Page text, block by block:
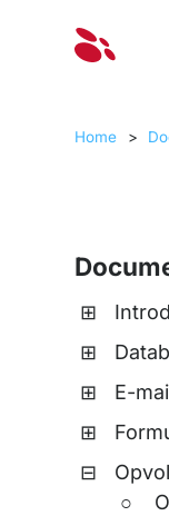
Home >
E-